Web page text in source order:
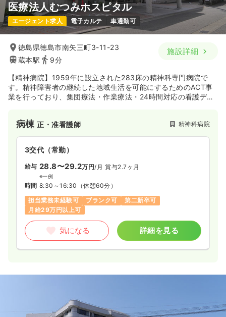
医療法人むつみホスピタル
エージェント求人 電子カルテ 車通勤可
徳島県徳島市南矢三町3-11-23
蔵本駅
9分
施設詳細
【精神病院】1959年に設立された283床の精神科専門病院で
す。精神障害者の継続した地域生活を可能にするためのACT事
業を行っており、集団療法・作業療法・24時間対応の看護デイ
（3rdG Ver.1.0）の病院認定もされました。
病棟正・准看護師 精神科病院
3交代（常勤）
給与 28.8〜29.2万円/月 賞与2.7ヶ月
※一例
時間 8:30～16:30 （休憩60分）
担当業務未経験可
ブランク可
第二新卒可
月給29万円以上可
気になる 詳細を見る